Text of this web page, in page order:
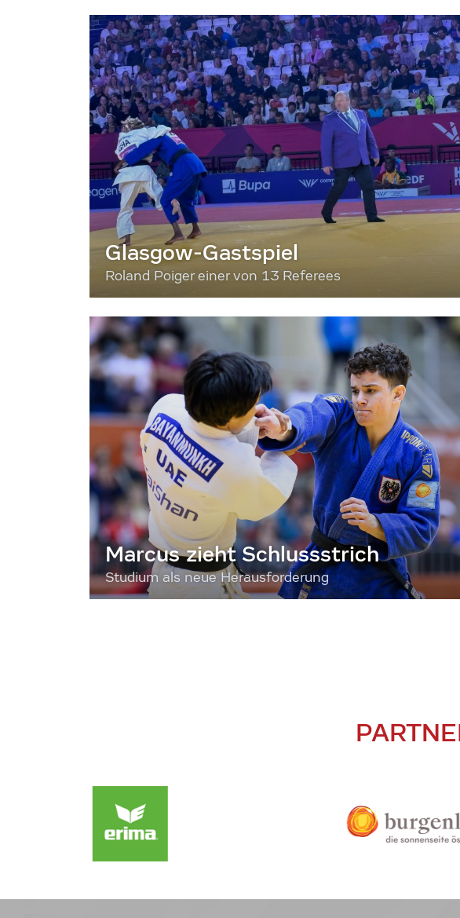
Glasgow-Gastspiel
Roland Poiger einer von 13 Referees
Marcus zieht Schlussstrich
Studium als neue Herausforderung